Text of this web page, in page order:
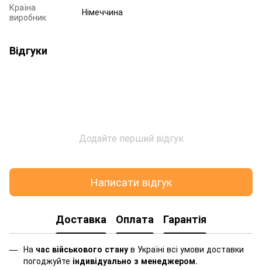
Країна
виробник
Німеччина
Відгуки
Додайте перший відгук
Написати відгук
Доставка Оплата Гарантія
На час військового стану в Україні всі умови доставки
погоджуйте індивідуально з менеджером.